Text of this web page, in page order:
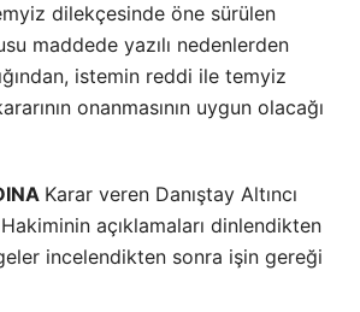
dilekçesinde öne sürülen
maddede yazılı nedenlerden
istemin reddi ile temyiz
onanmasının uygun olacağı
Karar veren Danıştay Altıncı
açıklamaları dinlendikten
incelendikten sonra işin gereği